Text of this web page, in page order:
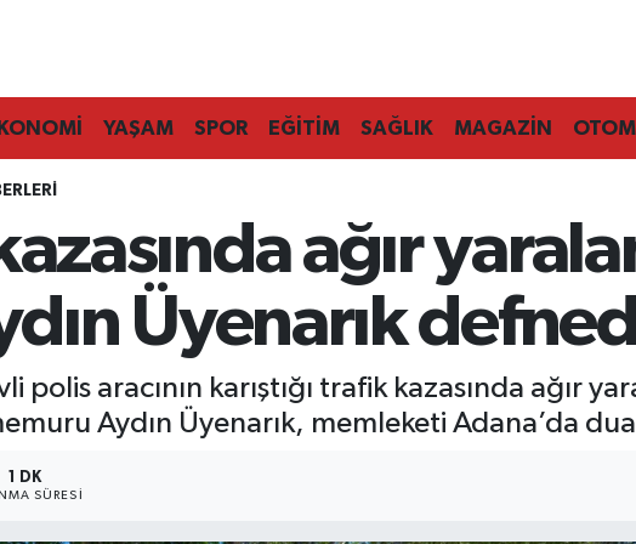
YAŞAM SPOR EĞİTİM SAĞLIK MAGAZİN
ağır
Üyenarık
polis aracının karıştığı trafik kazasında ağır
Aydın Üyenarık, memleketi Adana’da
1 DK
SÜRESI